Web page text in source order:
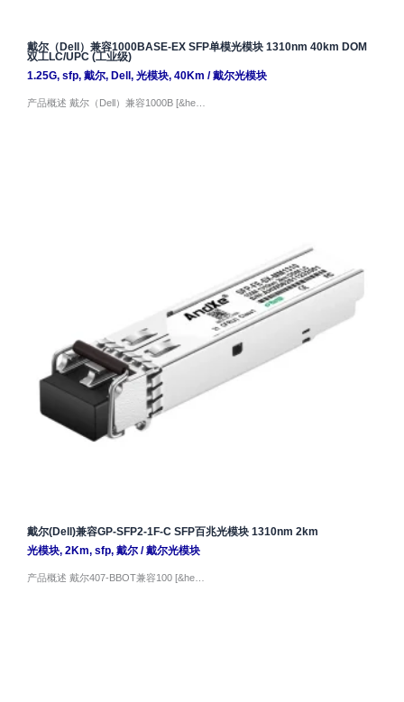
戴尔（Dell）兼容1000BASE-EX SFP单模光模块 1310nm 40km DOM
双工LC/UPC (工业级)
1.25G, sfp, 戴尔, Dell, 光模块, 40Km /戴尔光模块
产品概述 戴尔（Dell）兼容1000B [&he…
戴尔(Dell)兼容GP-SFP2-1F-C SFP百兆光模块 1310nm 2km
光模块, 2Km, sfp, 戴尔/戴尔光模块
产品概述 戴尔407-BBOT兼容100 [&he…